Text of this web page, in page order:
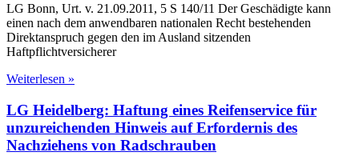
LG Bonn, Urt. v. 21.09.2011, 5 S 140/11 Der Geschädigte kann
einen nach dem anwendbaren nationalen Recht bestehenden
Direktanspruch gegen den im Ausland sitzenden
Haftpflichtversicherer
Weiterlesen »
LG Heidelberg: Haftung eines Reifenservice für
unzureichenden Hinweis auf Erfordernis des
Nachziehens von Radschrauben